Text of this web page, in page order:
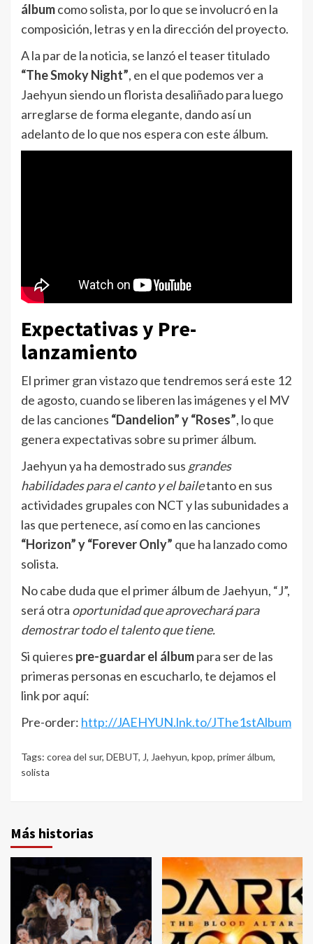
álbumcomo solista, por lo que se involucró en la
composición, letras y en la dirección del proyecto.
A la par de la noticia, se lanzó el teaser titulado
“The Smoky Night”, en el que podemos ver a
Jaehyun siendo un florista desaliñado para luego
arreglarse de forma elegante, dando así un
adelanto de lo que nos espera con este álbum.
Expectativas y Pre-
lanzamiento
El primer gran vistazo que tendremos será este 12
de agosto, cuando se liberen las imágenes y el MV
de las canciones “Dandelion” y “Roses”, lo que
genera expectativas sobre su primer álbum.
Jaehyun ya ha demostrado sus grandes
habilidades para el canto y el bailetanto en sus
actividades grupales con NCT y las subunidades a
las que pertenece, así como en las canciones
“Horizon” y “Forever Only” que ha lanzado como
solista.
No cabe duda que el primer álbum de Jaehyun, “J”,
será otra oportunidad que aprovechará para
demostrar todo el talento que tiene.
Si quieres pre-guardar el álbumpara ser de las
primeras personas en escucharlo, te dejamos el
link por aquí:
Pre-order: http://JAEHYUN.lnk.to/JThe1stAlbum
Tags: corea del sur, DEBUT, J, Jaehyun, kpop, primer álbum,
solista
Más historias